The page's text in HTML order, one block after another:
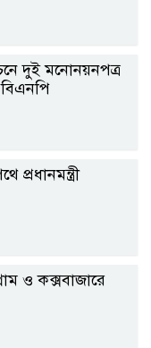
দুই মনোনয়নপত্র
প্রধানমন্ত্রী
ও কক্সবাজারে